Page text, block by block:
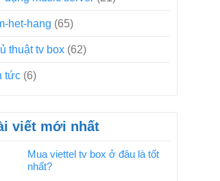
het-hang (65)
thuật tv box (62)
tức (6)
viết mới nhất
Mua viettel tv box ở đâu là tốt
nhất?